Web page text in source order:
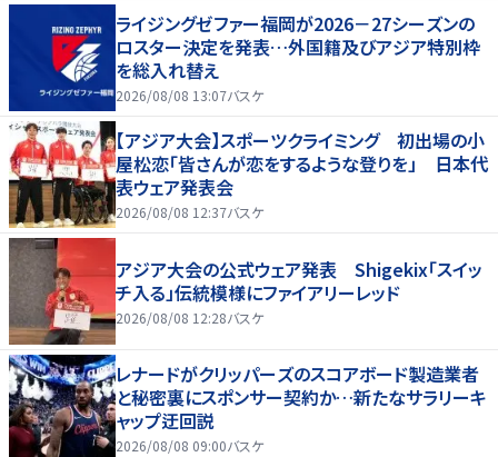
ライジングゼファー福岡が2026－27シーズンの
ロスター決定を発表…外国籍及びアジア特別枠
を総入れ替え
2026/08/08 13:07バスケ
【アジア大会】スポーツクライミング 初出場の小
屋松恋「皆さんが恋をするような登りを」 日本代
表ウェア発表会
2026/08/08 12:37バスケ
アジア大会の公式ウェア発表 Shigekix「スイッ
チ入る」伝統模様にファイアリーレッド
2026/08/08 12:28バスケ
レナードがクリッパーズのスコアボード製造業者
と秘密裏にスポンサー契約か‬…新たなサラリーキ
ャップ迂回説
2026/08/08 09:00バスケ